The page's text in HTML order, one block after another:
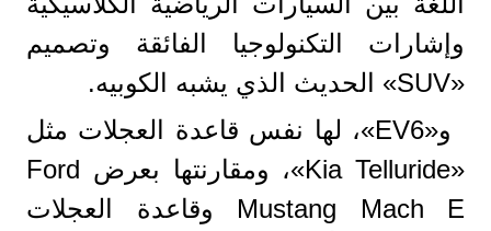
وإشارات التكنولوجيا الفائقة وتصميم
«SUV» الحديث الذي يشبه الكوبيه.
و«EV6»، لها نفس قاعدة العجلات مثل
«Kia Telluride»، ومقارنتها بعرض Ford
Mustang Mach E وقاعدة العجلات